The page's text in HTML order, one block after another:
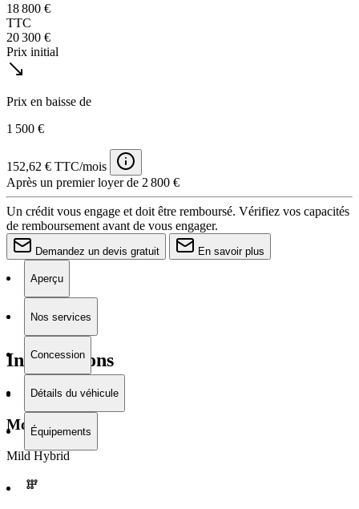
18 800 €
TTC
20 300 €
Prix initial
Prix en baisse de
1 500 €
152,62 € TTC/mois
Après un premier loyer de 2 800 €
Un crédit vous engage et doit être remboursé. Vérifiez vos capacités
de remboursement avant de vous engager.
Demandez un devis gratuit En savoir plus
Aperçu
Nos services
Concession
Détails du véhicule
Équipements
Informations
Moteur
Mild Hybrid